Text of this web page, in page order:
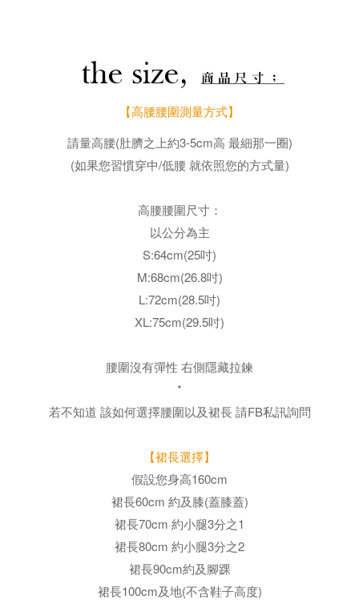
【高腰腰圍測量方式】
請量高腰(肚臍之上約3-5cm高 最細那一圈)
(如果您習慣穿中/低腰 就依照您的方式量)
高腰腰圍尺寸：
以公分為主
S:64cm(25吋)
M:68cm(26.8吋)
L:72cm(28.5吋)
XL:75cm(29.5吋)
腰圍沒有彈性 右側隱藏拉鍊
*
若不知道 該如何選擇腰圍以及裙長請FB私訊詢問
【裙長選擇】
假設您身高160cm
裙長60cm 約及膝(蓋膝蓋)
裙長70cm 約小腿3分之1
裙長80cm 約小腿3分之2
裙長90cm約及腳踝
裙長100cm及地(不含鞋子高度)